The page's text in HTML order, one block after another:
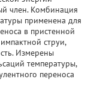
член. Комбинация
применена для
в пристенной
струи,
Измерены
температуры,
переноса